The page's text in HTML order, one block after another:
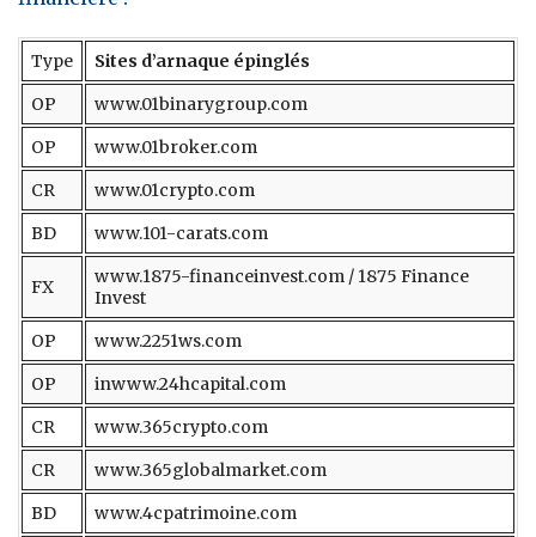
Type
Sites d’arnaque épinglés
OP
www.01binarygroup.com
OP
www.01broker.com
CR
www.01crypto.com
BD
www.101-carats.com
FX
www.1875-financeinvest.com / 1875 Finance
Invest
OP
www.2251ws.com
OP
inwww.24hcapital.com
CR
www.365crypto.com
CR
www.365globalmarket.com
BD
www.4cpatrimoine.com